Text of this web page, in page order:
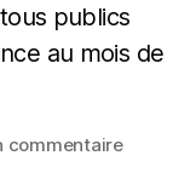
publics
au mois de
commentairesur